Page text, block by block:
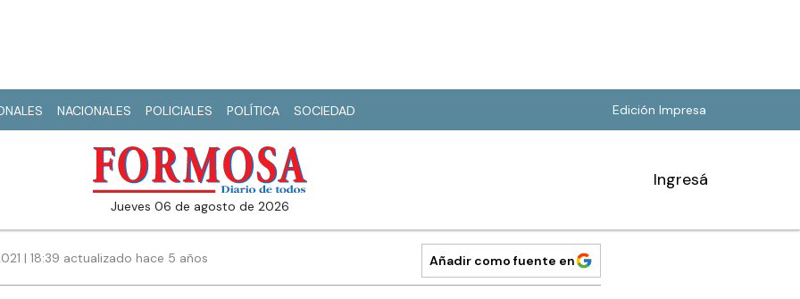
NACIONALES POLICIALES POLÍTICA SOCIEDAD Edición Impresa
jueves 06 de agosto de 2026
Ingresá
| 18:39 actualizado hace 5 años Añadir como fuente en